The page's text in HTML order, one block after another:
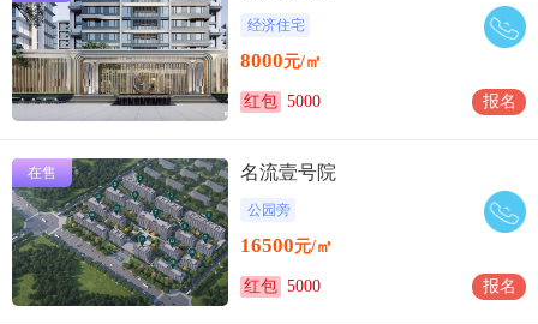
经济住宅
8000元/㎡
红包 5000 报名
在售 名流壹号院
公园旁
16500元/㎡
红包 5000 报名